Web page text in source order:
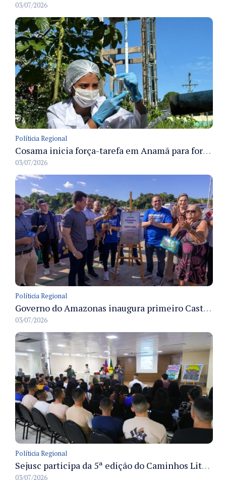
03/07/2026
Políticia Regional
Cosama inicia força-tarefa em Anamã para fortalecer abastecimento de água e segurança hídrica da população
03/07/2026
Políticia Regional
Governo do Amazonas inaugura primeiro Castramóvel Fluvial para atendimento veterinário às comunidades ribeirinhas e castração gratuita
03/07/2026
Políticia Regional
Sejusc participa da 5ª edição do Caminhos Literários com foco na cultura hip-hop nas unidades socioeducativas
03/07/2026